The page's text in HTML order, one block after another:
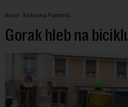
Autor: Katarina Pantelić
Gorak hleb na